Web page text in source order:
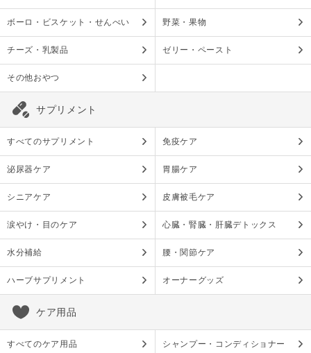
ボーロ・ビスケット・せんべい 野菜・果物
チーズ・乳製品 ゼリー・ペースト
その他おやつ
サプリメント
すべてのサプリメント 免疫ケア
泌尿器ケア 胃腸ケア
シニアケア 皮膚被毛ケア
涙やけ・目のケア 心臓・腎臓・肝臓デトックス
水分補給 腰・関節ケア
ハーブサプリメント オーナーグッズ
ケア用品
すべてのケア用品 シャンプー・コンディショナー